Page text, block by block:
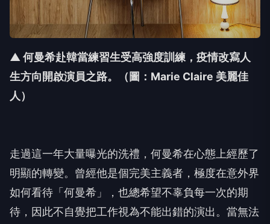
▲ 何曼希赴韓當練習生受高強度訓練， 疫情改寫人
生方向開啟演員之路。
（圖：Marie Claire 美麗佳
人）
走過這一年大量曝光的洗禮，何曼希在心態上經歷了
明顯的轉變。曾經他是個完美主義者，極度在意外界
如何看待「何曼希」，也總希望不辜負每一次的期
待，因此不自覺把工作視為不能出錯的演出。當無法